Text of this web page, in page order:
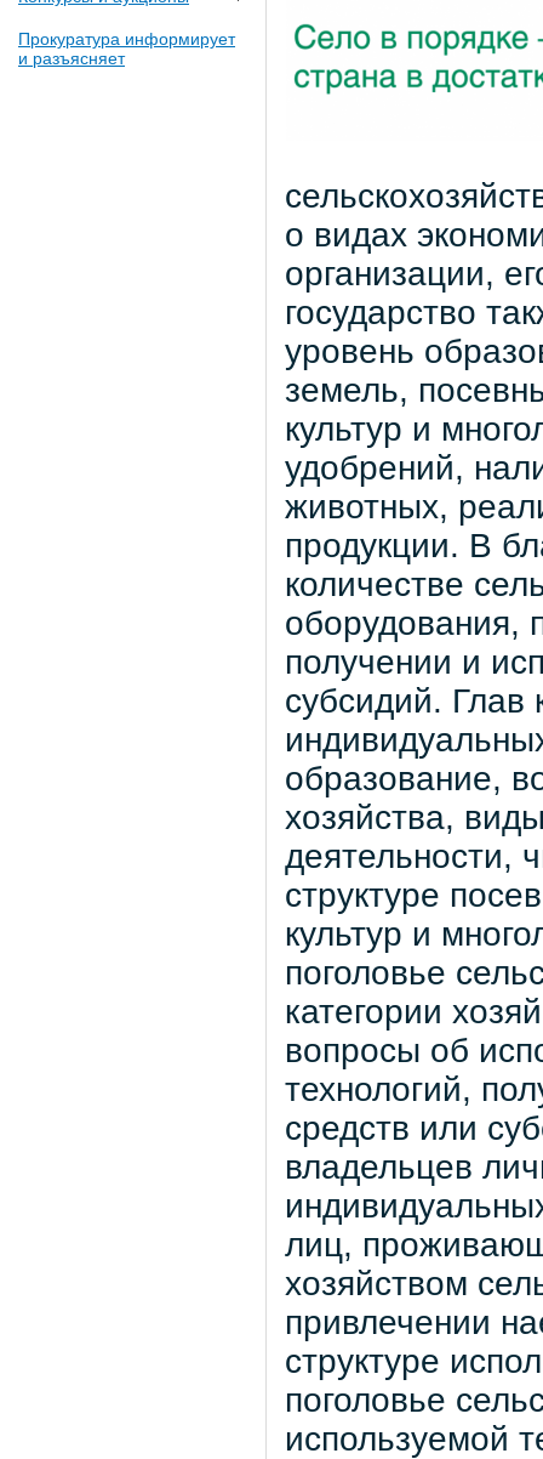
Прокуратура информирует
и разъясняет
о видах
организации,
государство
уровень
земель,
культур и
удобрений,
животных,
продукции. В
количестве
оборудования,
получении и
субсидий. Глав
образование,
хозяйства,
деятельности,
структуре
культур и
поголовье
категории
вопросы об
технологий,
средств или
владельцев
лиц,
хозяйством
привлечении
структуре
поголовье
используемой